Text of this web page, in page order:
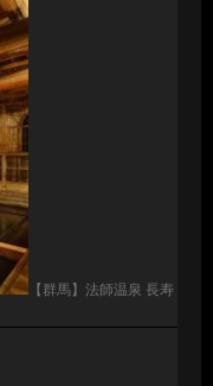
【群馬】法師温泉 長寿